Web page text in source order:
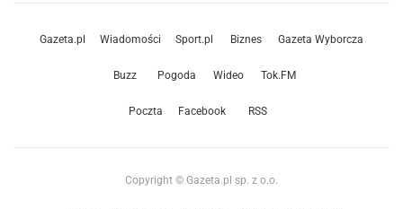
Gazeta.pl Wiadomości Sport.pl Biznes Gazeta Wyborcza
Buzz Pogoda Wideo Tok.FM
Poczta Facebook RSS
Copyright © Gazeta.pl sp. z o.o.